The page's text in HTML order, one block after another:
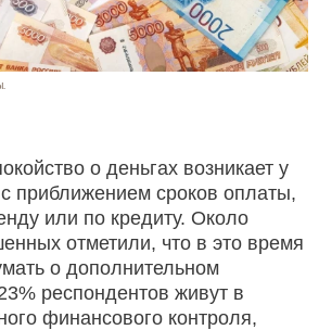
о деньгах возникает у
приближением сроков оплаты,
или по кредиту. Около
отметили, что в это время
о дополнительном
респондентов живут в
финансового контроля,